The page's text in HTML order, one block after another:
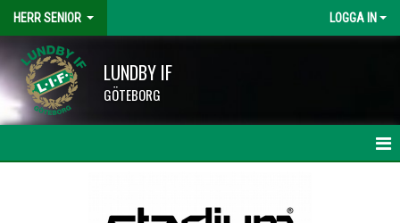
HERR SENIOR LOGGA IN
LUNDBY IF
GÖTEBORG